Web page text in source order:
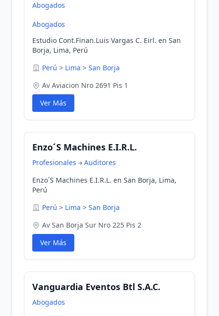
Abogados
Abogados
Estudio Cont.Finan.Luis Vargas C. Eirl. en San
Borja, Lima, Perú
Perú > Lima > San Borja
Av Aviacion Nro 2691 Pis 1
Ver Más
Enzo´S Machines E.I.R.L.
Profesionales
Auditores
Enzo´S Machines E.I.R.L. en San Borja, Lima,
Perú
Perú > Lima > San Borja
Av San Borja Sur Nro 225 Pis 2
Ver Más
Vanguardia Eventos Btl S.A.C.
Abogados